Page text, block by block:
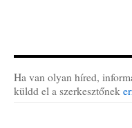
Ha van olyan híred,
küldd el a szerkesztőnek